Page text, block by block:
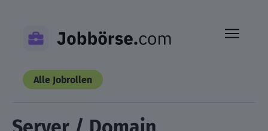
content
Alle Jobrollen